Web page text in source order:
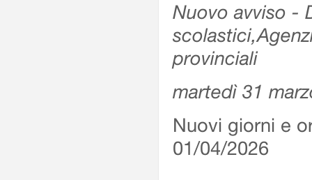
Nuovo avviso -
provinciali
martedì 31
Nuovi giorni e
01/04/2026